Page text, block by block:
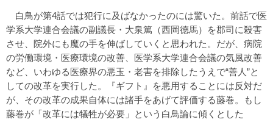
白鳥が第4話では犯行に及ばなかったのには驚いた。前話で医
学系大学連合会議の副議長・大泉篤（西岡德馬）を郡司に殺害
させ、院外にも魔の手を伸ばしていくと思われた。だが、病院
の労働環境・医療環境の改善、医学系大学連合会議の気風改善
など、いわゆる医療界の悪玉・老害を排除したうえで“善人”と
しての改革を実行した。『ギフト』を悪用することには反対だ
が、その改革の成果自体には諸手をあげて評価する藤巻。もし
藤巻が「改革には犠牲が必要」という白鳥論に傾くとした